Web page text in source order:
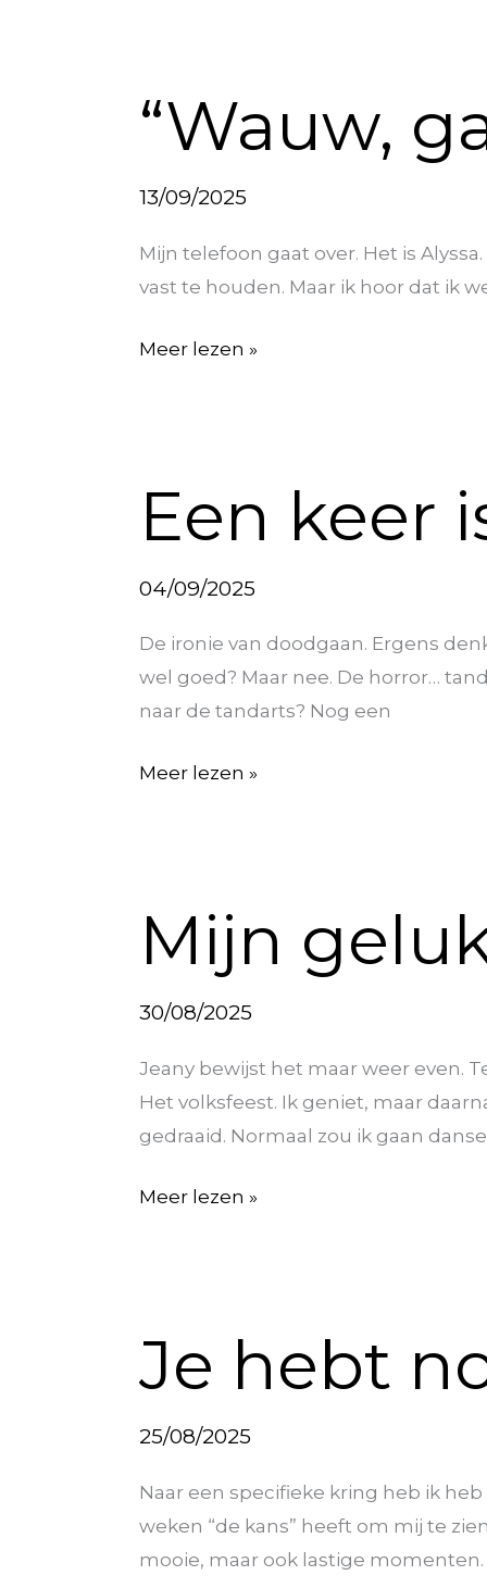
“Wauw,
13/09/2025
Mijn telefoon gaat over. Het is
vast te houden. Maar ik hoor dat ik
gaaf,
mooi.”
Meer lezen »
Een keer
04/09/2025
De ironie van doodgaan. Ergens
wel goed? Maar nee. De horror…
naar de tandarts? Nog een
keer
toch
Meer lezen »
Mijn
30/08/2025
Jeany bewijst het maar weer even.
Het volksfeest. Ik geniet, maar
gedraaid. Normaal zou ik gaan
geluksmomentje
Meer lezen »
Je hebt
25/08/2025
Naar een specifieke kring heb ik
weken “de kans” heeft om mij te
mooie, maar ook lastige momenten.
hebt
nog
weken